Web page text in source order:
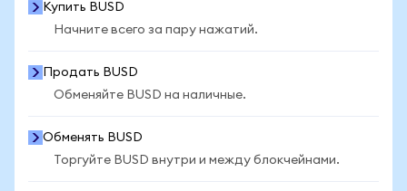
Купить BUSD
Начните всего за пару нажатий.
Продать BUSD
Обменяйте BUSD на наличные.
Обменять BUSD
Торгуйте BUSD внутри и между блокчейнами.